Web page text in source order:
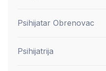
Psihijatar Obrenovac
Psihijatrija